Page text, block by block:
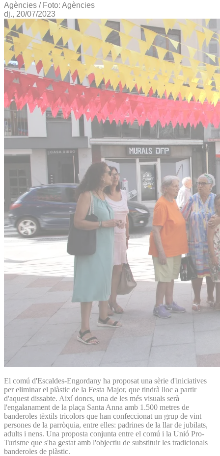
Agències / Foto: Agències
dj., 20/07/2023
El comú d'Escaldes-Engordany ha proposat una sèrie d'iniciatives
per eliminar el plàstic de la Festa Major, que tindrà lloc a partir
d'aquest dissabte. Així doncs, una de les més visuals serà
l'engalanament de la plaça Santa Anna amb 1.500 metres de
banderoles tèxtils tricolors que han confeccionat un grup de vint
persones de la parròquia, entre elles: padrines de la llar de jubilats,
adults i nens. Una proposta conjunta entre el comú i la Unió Pro-
Turisme que s'ha gestat amb l'objectiu de substituir les tradicionals
banderoles de plàstic.